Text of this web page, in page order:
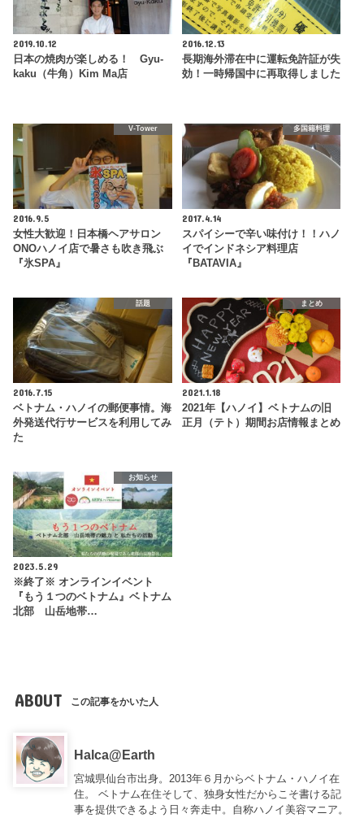
2019.10.12
日本の焼肉が楽しめる！ Gyu-
kaku（牛角）Kim Ma店
2016.12.13
長期海外滞在中に運転免許証が失
効！一時帰国中に再取得しました
V-Tower
2016.9.5
女性大歓迎！日本橋ヘアサロン
ONOハノイ店で暑さも吹き飛ぶ
『氷SPA』
多国籍料理
2017.4.14
スパイシーで辛い味付け！！ハノ
イでインドネシア料理店
『BATAVIA』
話題
2016.7.15
ベトナム・ハノイの郵便事情。海
外発送代行サービスを利用してみ
た
まとめ
2021.1.18
2021年【ハノイ】ベトナムの旧
正月（テト）期間お店情報まとめ
お知らせ
2023.5.29
※終了※ オンラインイベント
『もう１つのベトナム』ベトナム
北部 山岳地帯…
ABOUT この記事をかいた人
Halca@Earth
宮城県仙台市出身。2013年６月からベトナム・ハノイ在
住。 ベトナム在住そして、独身女性だからこそ書ける記
事を提供できるよう日々奔走中。自称ハノイ美容マニア。